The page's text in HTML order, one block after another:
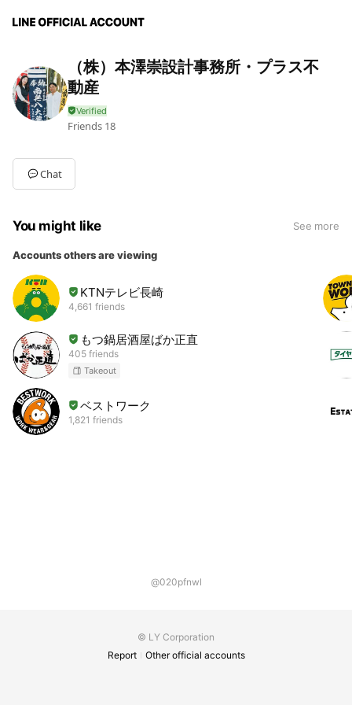
（株）本澤崇設計事務所・プラス不
動産
Friends 18
Chat
You might like See more
Accounts others are viewing
KTNテレビ長崎
4,661 friends
もつ鍋居酒屋ばか正直
405 friends
Takeout
ベストワーク
1,821 friends
@020pfnwl
© LY Corporation
Report
Other official accounts